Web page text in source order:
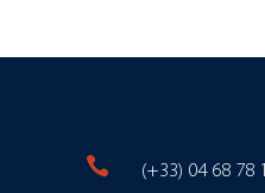
 (+33) 04 68 78